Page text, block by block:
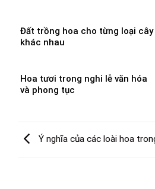
Đất trồng hoa cho từng loại cây
khác nhau
Hoa tươi trong nghi lễ văn hóa
và phong tục
Ý nghĩa của các loài hoa